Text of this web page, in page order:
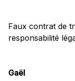
Faux contrat de
responsabilité
Gaël